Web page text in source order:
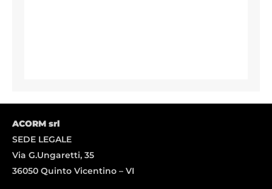
ACORM srl
SEDE LEGALE
Via G.Ungaretti, 35
36050 Quinto Vicentino – VI